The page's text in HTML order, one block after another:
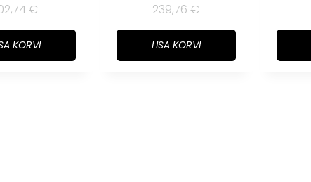
€
KORVI
239,76€
LISA KORVI